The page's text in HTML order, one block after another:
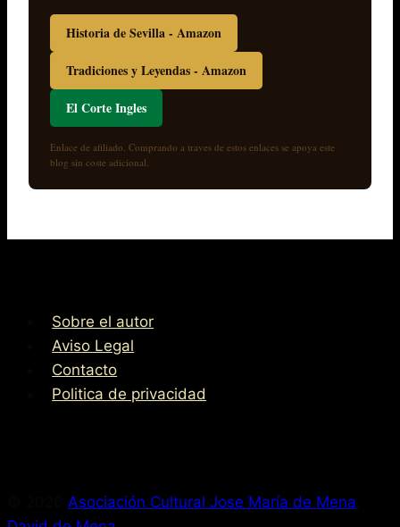
Historia de Sevilla - Amazon
Tradiciones y Leyendas - Amazon
El Corte Ingles
Enlace de afiliado. Comprando a traves de estos enlaces se apoya este
blog sin coste adicional.
Sobre el autor
Aviso Legal
Contacto
Politica de privacidad
Asociación Cultural Jose María de Mena